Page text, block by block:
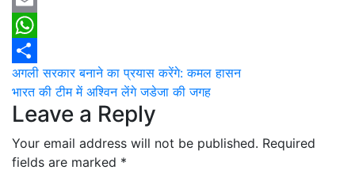
Email
WhatsApp
Share
Post
navigation
अगली सरकार बनाने का प्रयास करेंगे: कमल हासन
भारत की टीम में अश्विन लेंगे जडेजा की जगह
Leave a Reply
Your email address will not be published. Required
fields are marked *